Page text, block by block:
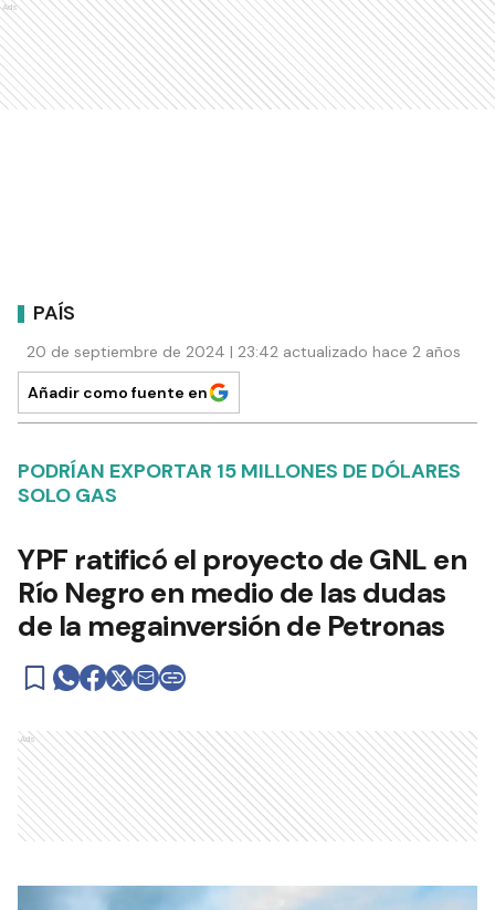
Ads
PAÍS
20 de septiembre de 2024 | 23:42 actualizado hace 2 años
Añadir como fuente en
PODRÍAN EXPORTAR 15 MILLONES DE DÓLARES
SOLO GAS
YPF ratificó el proyecto de GNL en
Río Negro en medio de las dudas
de la megainversión de Petronas
Ads